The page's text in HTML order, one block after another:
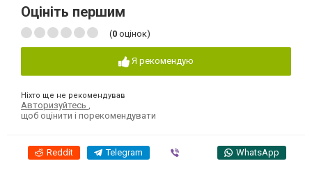
Оцініть першим
(0 оцінок)
Я рекомендую
Ніхто ще не рекомендував
Авторизуйтесь
щоб оцінити і порекомендувати
Reddit Telegram WhatsApp